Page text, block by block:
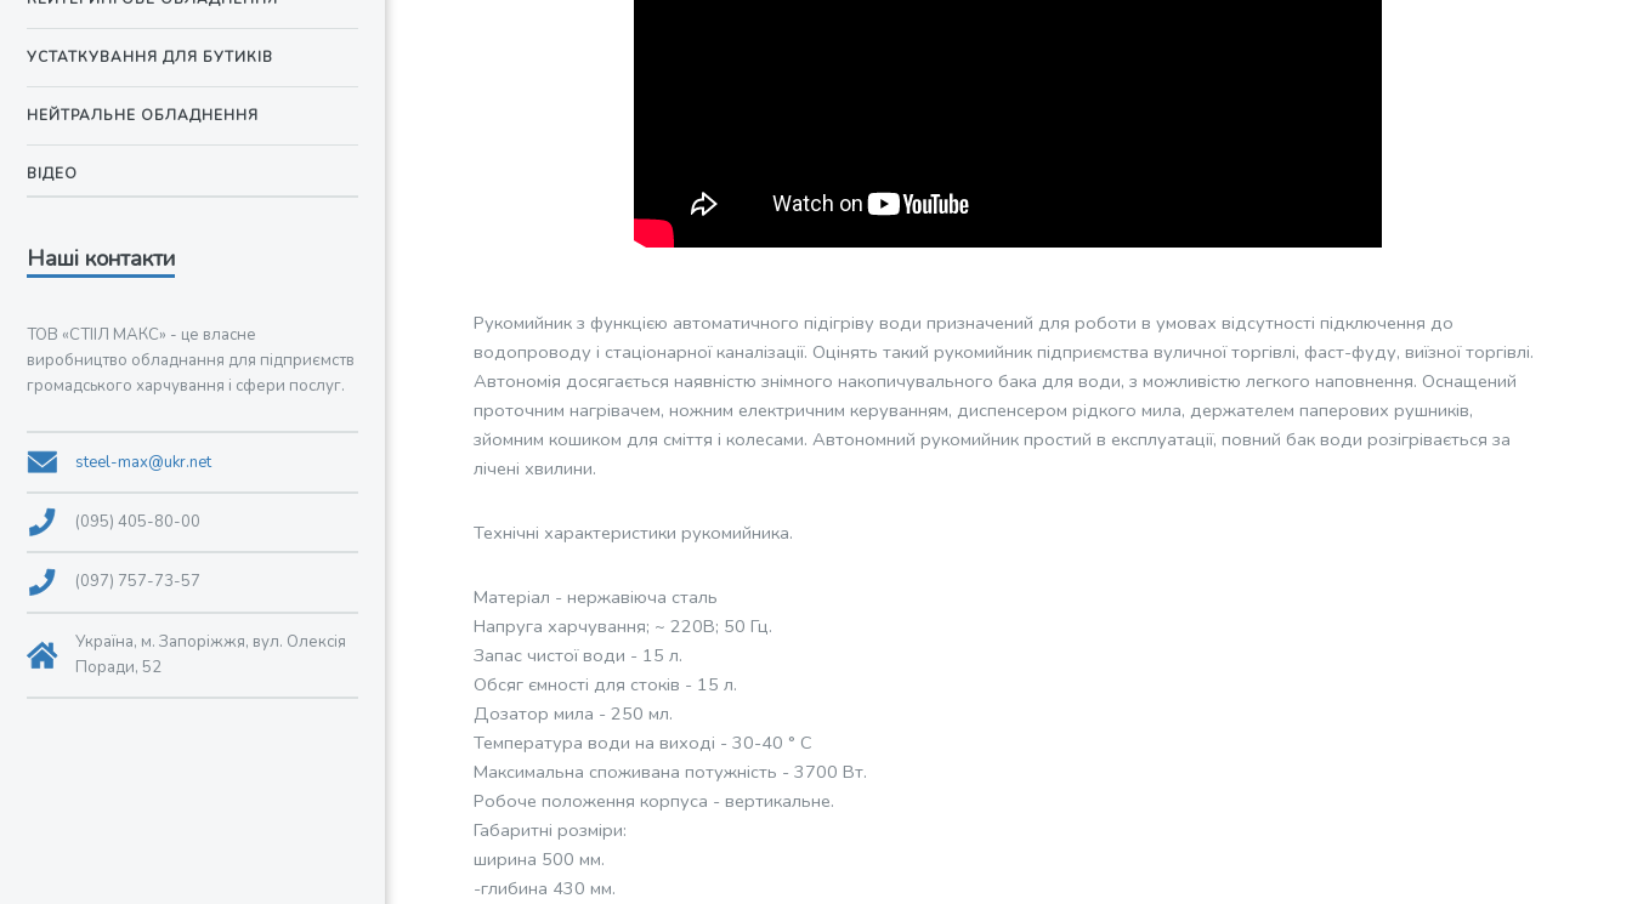
Рукомийник з функцією автоматичного підігріву води призначений для роботи в умовах відсутності підключення до
водопроводу і стаціонарної каналізації. Оцінять такий рукомийник підприємства вуличної торгівлі, фаст-фуду, виїзної торгівлі.
Автономія досягається наявністю знімного накопичувального бака для води, з можливістю легкого наповнення. Оснащений
проточним нагрівачем, ножним електричним керуванням, диспенсером рідкого мила, держателем паперових рушників,
зйомним кошиком для сміття і колесами. Автономний рукомийник простий в експлуатації, повний бак води розігрівається за
лічені хвилини.
Технічні характеристики рукомийника.
Матеріал - нержавіюча сталь
Напруга харчування; ~ 220В; 50 Гц.
Запас чистої води - 15 л.
Обсяг ємності для стоків - 15 л.
Дозатор мила - 250 мл.
Температура води на виході - 30-40 ° С
Максимальна споживана потужність - 3700 Вт.
Робоче положення корпуса - вертикальне.
Габаритні розміри:
ширина 500 мм.
-глибина 430 мм.
УСТАТКУВАННЯ ДЛЯ БУТИКІВ
НЕЙТРАЛЬНЕ ОБЛАДНЕННЯ
ВІДЕО
Наші контакти
ТОВ «СТІІЛ МАКС» - це власне
виробництво обладнання для підприємств
громадського харчування і сфери послуг.
steel-max@ukr.net
(095) 405-80-00
(097) 757-73-57
Україна, м. Запоріжжя, вул. Олексія
Поради, 52